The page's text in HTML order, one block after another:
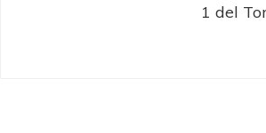
1 del